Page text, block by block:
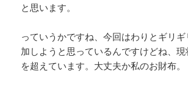
と思います。
っていうかですね、今回はわりとギリ
加しようと思っているんですけどね、
を超えています。大丈夫か私のお財布。